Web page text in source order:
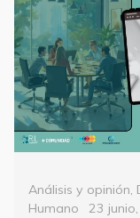
Categorías
Análisis y opinión,
Humano
Posted
23